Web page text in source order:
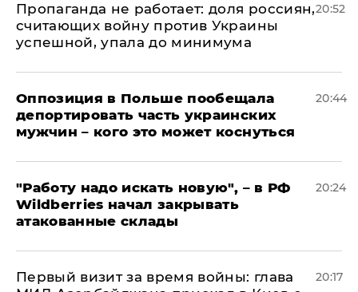
​Пропаганда не работает: доля россиян,
считающих войну против Украины
успешной, упала до минимума
20:52
Оппозиция в Польше пообещала
депортировать часть украинских
мужчин – кого это может коснуться
20:44
"Работу надо искать новую", – в РФ
Wildberries начал закрывать
атакованные склады
20:24
Первый визит за время войны: глава
20:17